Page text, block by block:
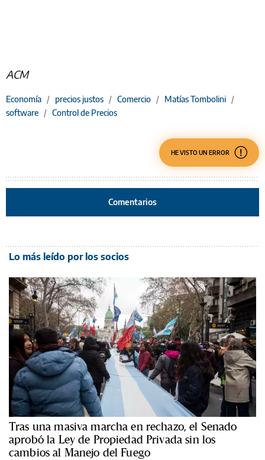
ACM
Economía / precios justos / Comercio / Matías Tombolini /
software / Control de Precios
HE VISTO UN ERROR
Comentarios
Lo más leído por los socios
Tras una masiva marcha en rechazo, el Senado
aprobó la Ley de Propiedad Privada sin los
cambios al Manejo del Fuego